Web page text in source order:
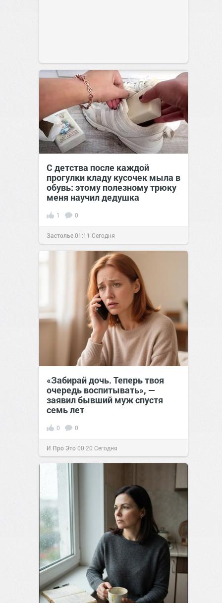
С детства после каждой
прогулки кладу кусочек мыла в
обувь: этому полезному трюку
меня научил дедушка
1 0
Застолье01:11 Сегодня
«Забирай дочь. Теперь твоя
очередь воспитывать», —
заявил бывший муж спустя
семь лет
0 0
И Про Это00:20 Сегодня